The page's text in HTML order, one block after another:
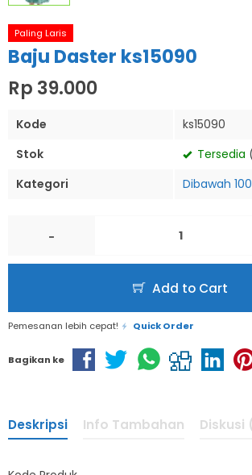
Paling Laris
Baju Daster ks15090
Rp 39.000
Kode
ks15090
Stok
Tersedia
Kategori
Dibawah
-
Add to Cart
Pemesanan lebih cepat! Quick Order
Bagikan ke
Deskripsi Info Tambahan Diskusi